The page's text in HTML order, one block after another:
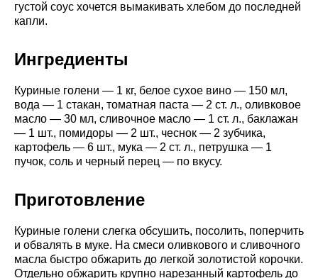
густой соус хочется вымакивать хлебом до последней
капли.
Ингредиенты
Куриные голени — 1 кг, белое сухое вино — 150 мл,
вода — 1 стакан, томатная паста — 2 ст. л., оливковое
масло — 30 мл, сливочное масло — 1 ст. л., баклажан
— 1 шт., помидоры — 2 шт., чеснок — 2 зубчика,
картофель — 6 шт., мука — 2 ст. л., петрушка — 1
пучок, соль и черный перец — по вкусу.
Приготовление
Куриные голени слегка обсушить, посолить, поперчить
и обвалять в муке. На смеси оливкового и сливочного
масла быстро обжарить до легкой золотистой корочки.
Отдельно обжарить крупно нарезанный картофель до